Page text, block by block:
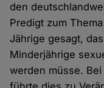
den
Predigt zum
Jährige gesagt,
Minderjährige
werden müsse.